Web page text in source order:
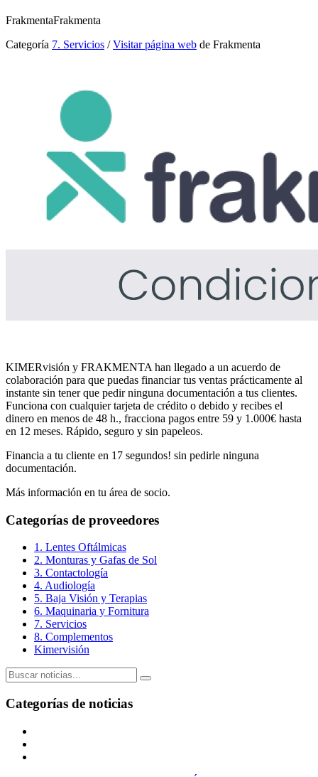
FrakmentaFrakmenta
Categoría 7. Servicios /Visitar página web de Frakmenta
KIMERvisión y FRAKMENTA han llegado a un acuerdo de
colaboración para que puedas financiar tus ventas prácticamente al
instante sin tener que pedir ninguna documentación a tus clientes.
Funciona con cualquier tarjeta de crédito o debido y recibes el
dinero en menos de 48 h., fracciona pagos entre 59 y 1.000€ hasta
en 12 meses. Rápido, seguro y sin papeleos.
Financia a tu cliente en 17 segundos! sin pedirle ninguna
documentación.
Más información en tu área de socio.
Categorías de proveedores
1. Lentes Oftálmicas
2. Monturas y Gafas de Sol
3. Contactología
4. Audiología
5. Baja Visión y Terapias
6. Maquinaria y Fornitura
7. Servicios
8. Complementos
Kimervisión
Categorías de noticias